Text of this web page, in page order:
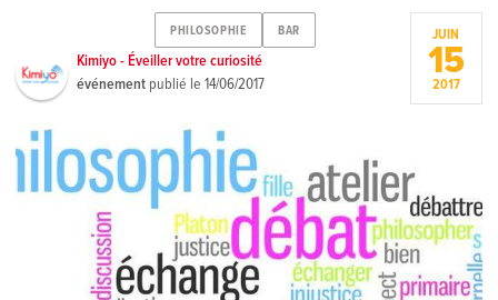
PHILOSOPHIE BAR
Kimiyo - Éveiller votre curiosité
événement publié le14/06/2017
JUIN
15
2017